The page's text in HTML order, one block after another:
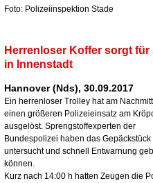
Foto: Polizeiinspektion Stade
Herrenloser Koffer sorgt für
in Innenstadt
Hannover (Nds), 30.09.2017
Ein herrenloser Trolley hat am
einen größeren Polizeieinsatz am
ausgelöst. Sprengstoffexperten der
Bundespolizei haben das Gepäckstück
untersucht und schnell Entwarnung
können.
Kurz nach 14:00 h hatten Zeugen die